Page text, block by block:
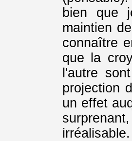
bien que
maintien
connaître
que la
l'autre
projection
un effet
irréalisable.